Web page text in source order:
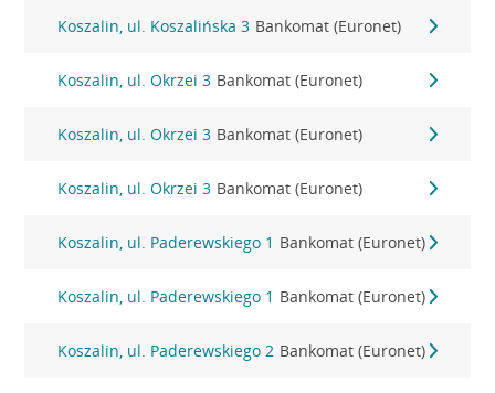
Koszalin, ul. Koszalińska 3 Bankomat (Euronet)
Koszalin, ul. Okrzei 3 Bankomat (Euronet)
Koszalin, ul. Okrzei 3 Bankomat (Euronet)
Koszalin, ul. Okrzei 3 Bankomat (Euronet)
Koszalin, ul. Paderewskiego 1 Bankomat (Euronet)
Koszalin, ul. Paderewskiego 1 Bankomat (Euronet)
Koszalin, ul. Paderewskiego 2 Bankomat (Euronet)